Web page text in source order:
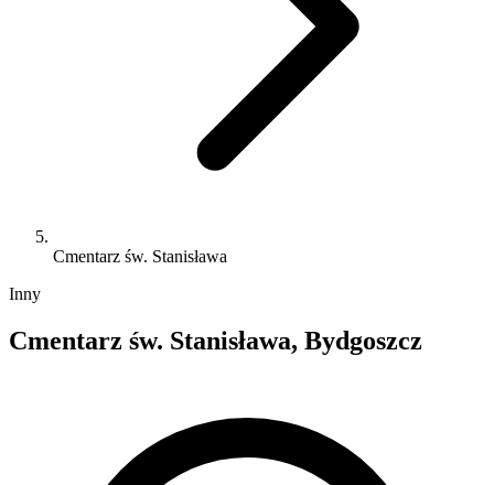
Cmentarz św. Stanisława
Inny
Cmentarz św. Stanisława, Bydgoszcz